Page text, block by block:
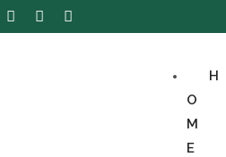
H
O
M
E